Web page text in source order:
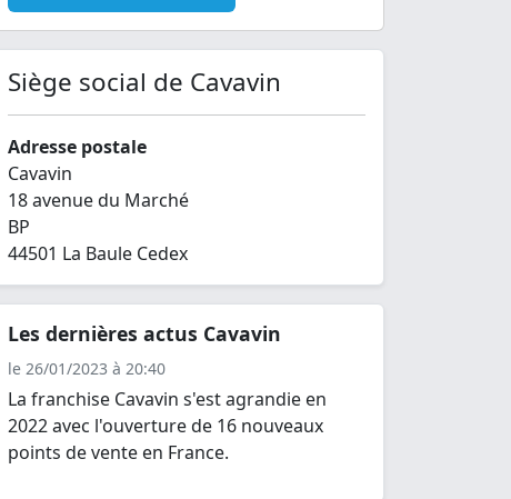
Siège social de Cavavin
Adresse postale
Cavavin
18 avenue du Marché
BP
44501 La Baule Cedex
Les dernières actus Cavavin
le 26/01/2023 à 20:40
La franchise Cavavin s'est agrandie en
2022 avec l'ouverture de 16 nouveaux
points de vente en France.